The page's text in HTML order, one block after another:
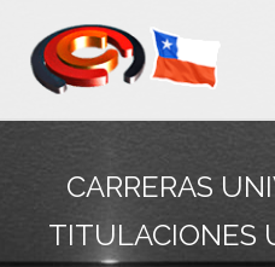
CARRERAS
TITULACIONES